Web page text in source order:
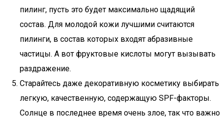
пилинг, пусть это будет максимально щадящий
состав. Для молодой кожи лучшими считаются
пилинги, в состав которых входят абразивные
частицы. А вот фруктовые кислоты могут вызывать
раздражение.
Старайтесь даже декоративную косметику выбирать
легкую, качественную, содержащую SPF-факторы.
Солнце в последнее время очень злое, так что важно